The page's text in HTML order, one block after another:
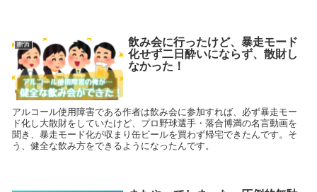
断酒
飲み会に行ったけど、暴走モード
化せず二日酔いにならず、散財し
なかった！
アルコール使用障害である作者は飲み会に参加すれば、必ず暴走モー
ド化し大散財をしていたけど、プロ野球選手・落合博満の名言動画を
聞き、暴走モード化が収まり缶ビールを買わず帰宅できたんです。そ
う、健全な飲み方をできるようになったんです。